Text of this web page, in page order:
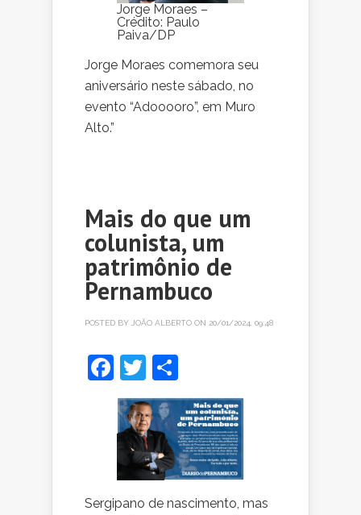
Jorge Moraes –
Crédito: Paulo
Paiva/DP
Jorge Moraes comemora seu
aniversário neste sábado, no
evento “Adooooro”, em Muro
Alto.”
Mais do que um
colunista, um
patrimônio de
Pernambuco
POSTED BY JOÃO ALBERTO ON 20/01/2024, 09:48
Facebook
Twitter
Sergipano de nascimento, mas